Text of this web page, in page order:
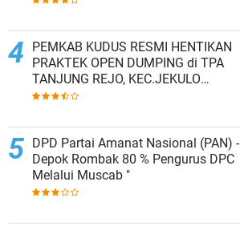
PEMKAB KUDUS RESMI HENTIKAN
PRAKTEK OPEN DUMPING di TPA
TANJUNG REJO, KEC.JEKULO
KAB.KUDUS,BERLAKUKAN SISTEM
DPD Partai Amanat Nasional (PAN) -
Depok Rombak 80 % Pengurus DPC
Melalui Muscab "